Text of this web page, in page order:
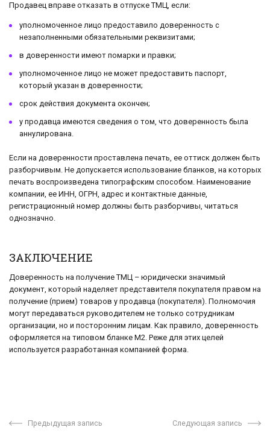
Продавец вправе отказать в отпуске ТМЦ, если:
уполномоченное лицо предоставило доверенность с
незаполненными обязательными реквизитами;
в доверенности имеют помарки и правки;
уполномоченное лицо не может предоставить паспорт,
который указан в доверенности;
срок действия документа окончен;
у продавца имеются сведения о том, что доверенность была
аннулирована.
Если на доверенности проставлена печать, ее оттиск должен быть
разборчивым. Не допускается использование бланков, на которых
печать воспроизведена типографским способом. Наименование
компании, ее ИНН, ОГРН, адрес и контактные данные,
регистрационный номер должны быть разборчивы, читаться
однозначно.
ЗАКЛЮЧЕНИЕ
Доверенность на получение ТМЦ – юридически значимый
документ, который наделяет представителя покупателя правом на
получение (прием) товаров у продавца (покупателя). Полномочия
могут передаваться руководителем не только сотрудникам
организации, но и посторонним лицам. Как правило, доверенность
оформляется на типовом бланке М2. Реже для этих целей
используется разработанная компанией форма.
Предыдущая запись Следующая запись